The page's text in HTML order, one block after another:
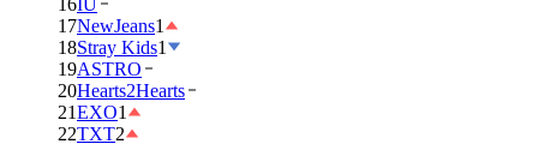
16IU
17NewJeans1
18Stray Kids1
19ASTRO
20Hearts2Hearts
21EXO1
22TXT2